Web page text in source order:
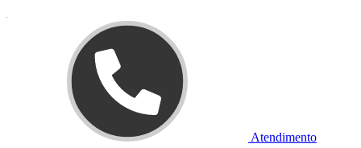
Atendimento